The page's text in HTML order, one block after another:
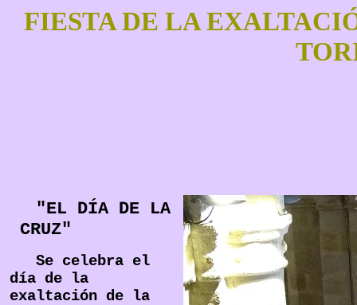
FIESTA DE LA
"EL DÍA DE LA
CRUZ"
Se celebra el
día de la
exaltación de la